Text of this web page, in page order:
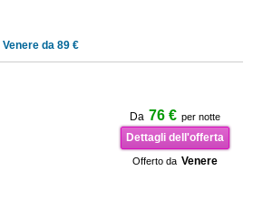
Venere da 89 €
Da 76 € per notte
Dettagli dell'offerta
Offerto da Venere